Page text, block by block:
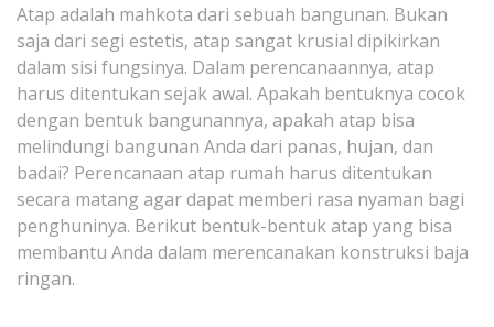
Atap adalah mahkota dari sebuah bangunan. Bukan
saja dari segi estetis, atap sangat krusial dipikirkan
dalam sisi fungsinya. Dalam perencanaannya, atap
harus ditentukan sejak awal. Apakah bentuknya cocok
dengan bentuk bangunannya, apakah atap bisa
melindungi bangunan Anda dari panas, hujan, dan
badai? Perencanaan atap rumah harus ditentukan
secara matang agar dapat memberi rasa nyaman bagi
penghuninya. Berikut bentuk-bentuk atap yang bisa
membantu Anda dalam merencanakan konstruksi baja
ringan.